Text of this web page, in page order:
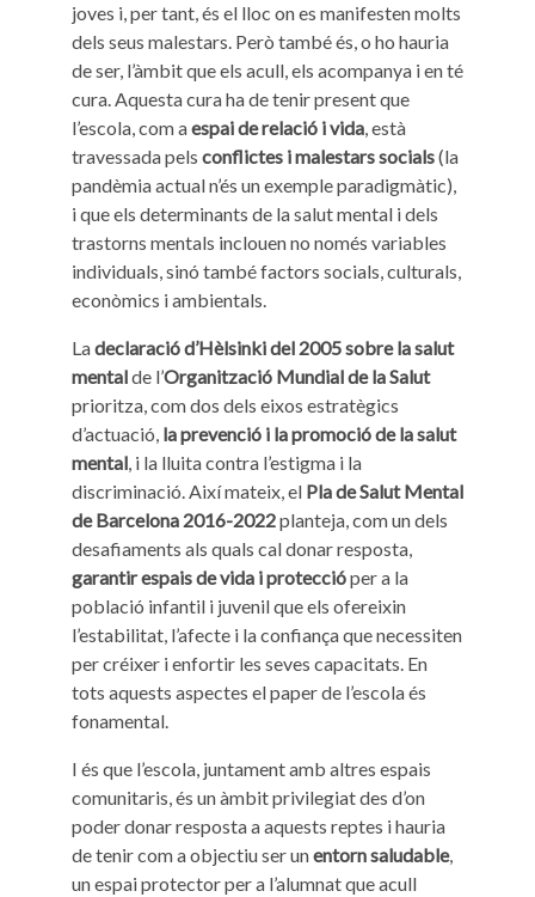
joves i, per tant, és el lloc on es manifesten molts
dels seus malestars. Però també és, o ho hauria
de ser, l’àmbit que els acull, els acompanya i en té
cura. Aquesta cura ha de tenir present que
l’escola, com aespai de relació i vida, està
travessada pels conflictes i malestars socials(la
pandèmia actual n’és un exemple paradigmàtic),
i que els determinants de la salut mental i dels
trastorns mentals inclouen no només variables
individuals, sinó també factors socials, culturals,
econòmics i ambientals.
Ladeclaració d’Hèlsinki del 2005 sobre la salut
mentalde l’Organització Mundial de la Salut
prioritza, com dos dels eixos estratègics
d’actuació, la prevenció i la promoció de la salut
mental, i la lluita contra l’estigma i la
discriminació. Així mateix, el Pla de Salut Mental
de Barcelona 2016-2022planteja, com un dels
desafiaments als quals cal donar resposta,
garantir espais de vida i proteccióper a la
població infantil i juvenil que els ofereixin
l’estabilitat, l’afecte i la confiança que necessiten
per créixer i enfortir les seves capacitats. En
tots aquests aspectes el paper de l’escola és
fonamental.
I és que l’escola, juntament amb altres espais
comunitaris, és un àmbit privilegiat des d’on
poder donar resposta a aquests reptes i hauria
de tenir com a objectiu ser unentorn saludable,
un espai protector per a l’alumnat que acull